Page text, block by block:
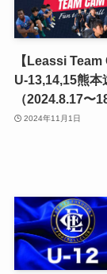
【Leassi Team
U-13,14,15熊本
（2024.8.17〜
2024年11月1日